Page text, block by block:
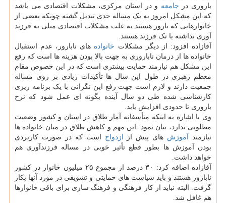
باروری در جامعه و در استان مرکزی، مشکلات اقتصادی می باشد
که این مشکل امروز به یک مساله جدی تبدیل گشته چونکه بعضی از
خانوارهایی که بارور هستند به علت مشکلات اقتصادی میلی به فرزند
آوری نداشته یا تک فرزند هستند.
آقازاده افزود: از دیگر مشکلات خانواده های نابارور، عدم استقبال
خانواده ها از درمان ناباروری به جهت بالا بودن هزینه ها است که رفع
این مشکل هم نیازمند حمایت بیشتری است که در این خصوص مقام
معظم رهبری در طول این سال ها تأکیدات زیادی بر روی مساله
جمعیت دارند و لازم است جهت رفع این نگرانی با یک برنامه ریزی
کارشناسی شده طی دو سال آینده بگونه ای عمل شود که نرخ
باروری تا حدودی افزایش یابد.
وی با اشاره به اینکه متأسفانه آمار طلاق در استان و کشور وضعیت
مطلوبی ندارد، بیان نمود: این مهم و کاهش طلاق در میان خانواده ها
نیازمند آموزش های پیش از ازدواج است که در صورت کاربردی
بودن آموزش ها بطور قطع تأثیر خوبی در مساله فرزندآوری هم
خواهد داشت.
آقازاده اضافه کرد: ۳۰ درصد از مجموع ۲۵ میلیون خانوار در کشور
نابارور هستند و باید سیاست های حمایتی و تشویقی در مورد آنها بکار
گرفت. البته نباید از کار فرهنگی و فرهنگ سازی برای باقی خانوارها
هم غافل شد.